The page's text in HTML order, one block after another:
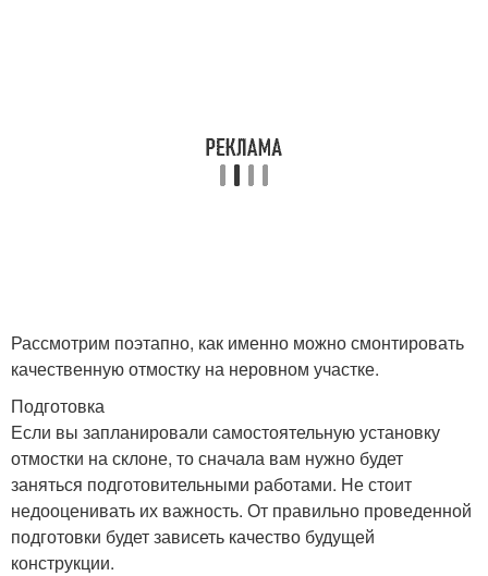
Рассмотрим поэтапно, как именно можно смонтировать
качественную отмостку на неровном участке.
Подготовка
Если вы запланировали самостоятельную установку
отмостки на склоне, то сначала вам нужно будет
заняться подготовительными работами. Не стоит
недооценивать их важность. От правильно проведенной
подготовки будет зависеть качество будущей
конструкции.